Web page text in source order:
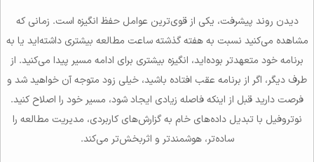
دیدن روند پیشرفت، یکی از قوی‌ترین عوامل حفظ انگیزه است. زمانی که
مشاهده می‌کنید نسبت به هفته گذشته ساعت مطالعه بیشتری داشته‌اید یا به
برنامه خود متعهدتر بوده‌اید، انگیزه بیشتری برای ادامه مسیر پیدا می‌کنید. از
طرف دیگر، اگر از برنامه عقب افتاده باشید، خیلی زود متوجه آن خواهید شد و
فرصت دارید قبل از اینکه فاصله زیادی ایجاد شود، مسیر خود را اصلاح کنید.
نوتروفیل با تبدیل داده‌های خام به گزارش‌های کاربردی، مدیریت مطالعه را
ساده‌تر، هوشمندتر و اثربخش‌تر می‌کند.